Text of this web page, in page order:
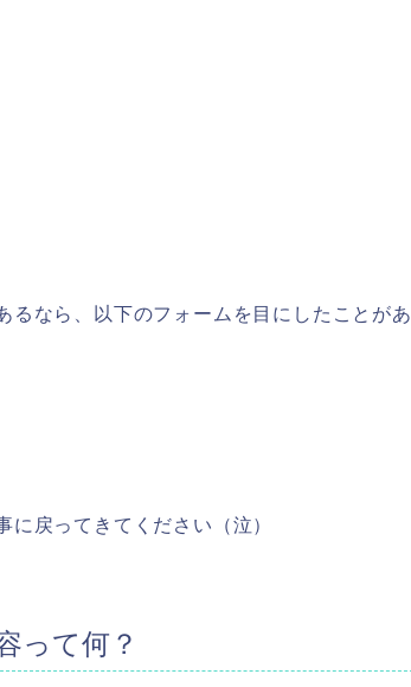
るなら、以下のフォームを目にしたことがあ
戻ってきてください（泣）
って何？